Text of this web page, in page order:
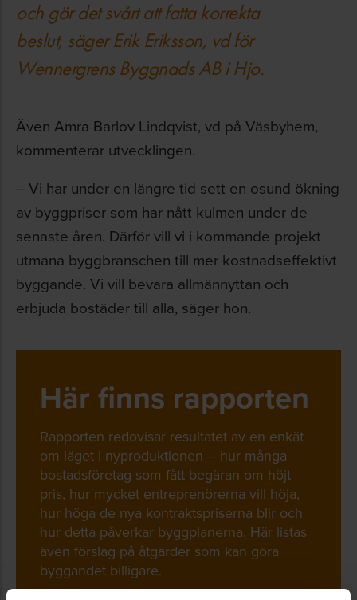
och gör det svårt att fatta korrekta
beslut, säger Erik Eriksson, vd för
Wennergrens Byggnads AB i Hjo.
Även Amra Barlov Lindqvist, vd på Väsbyhem,
kommenterar utvecklingen.
– Vi har under en längre tid sett en osund ökning
av byggpriser som har nått kulmen under de
senaste åren. Därför vill vi i kommande projekt
utmana byggbranschen till mer kostnadseffektivt
byggande. Vi vill bevara allmännyttan och
erbjuda bostäder till alla, säger hon.
Här finns rapporten
Rapporten redovisar resultatet av en enkät
om läget i nyproduktionen – hur många
bostadsföretag som fått begäran om höjt
pris, hur mycket entreprenörerna vill höja,
hur höga de nya kontraktspriserna blir och
hur detta påverkar byggplanerna. Här listas
även förslag på åtgärder som kan göra
byggandet billigare.